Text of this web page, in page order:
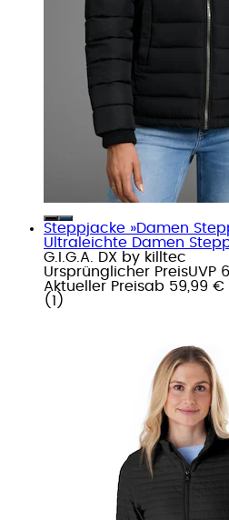
Steppjacke »Damen
Ultraleichte Damen
G.I.G.A. DX by killtec
Ursprünglicher PreisUVP
Aktueller Preisab 59,99 €
( 1 )